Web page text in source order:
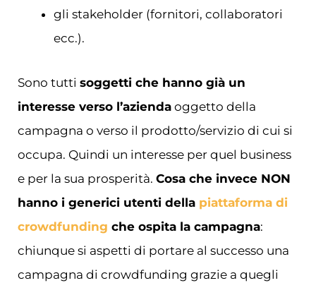
gli stakeholder (fornitori, collaboratori
ecc.).
Sono tutti soggetti che hanno già un
interesse verso l’azienda oggetto della
campagna o verso il prodotto/servizio di cui si
occupa. Quindi un interesse per quel business
e per la sua prosperità. Cosa che invece NON
hanno i generici utenti della piattaforma di
crowdfunding che ospita la campagna:
chiunque si aspetti di portare al successo una
campagna di crowdfunding grazie a quegli